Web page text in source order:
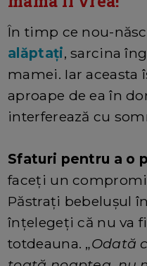
În timp ce nou-
alăptați, sarcina
mamei. Iar aceasta
aproape de ea în
interferează cu
Sfaturi pentru a o
faceți un
Păstrați bebelușul
înțelegeți că nu va
totdeauna. „Odată